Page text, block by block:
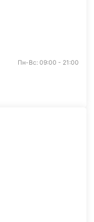
Пн-Вс: 09:00 - 21:00